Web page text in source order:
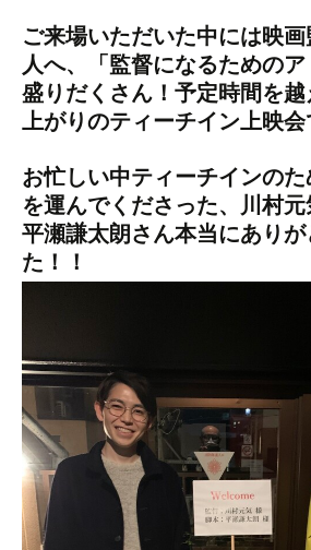
ご来場いただいた中には映
人へ、「監督になるための
盛りだくさん！予定時間を越
上がりのティーチイン上映会
お忙しい中ティーチインの
を運んでくださった、川村元
平瀬謙太朗さん本当にあり
た！！